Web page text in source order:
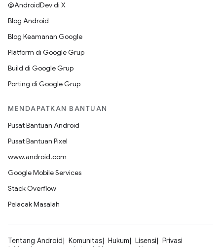
@AndroidDev di X
Blog Android
Blog Keamanan Google
Platform di Google Grup
Build di Google Grup
Porting di Google Grup
MENDAPATKAN BANTUAN
Pusat Bantuan Android
Pusat Bantuan Pixel
www.android.com
Google Mobile Services
Stack Overflow
Pelacak Masalah
Tentang Android Komunitas Hukum Lisensi
Privasi